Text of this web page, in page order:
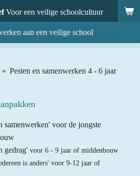
Voor een veilige schoolcultuur
aan een veilige school
» Pesten en samenwerken 4 - 6 jaar
samenwerken' voor de jongste
gedrag' voor 6 - 9 jaar of middenbouw
is anders' voor 9-12 jaar of